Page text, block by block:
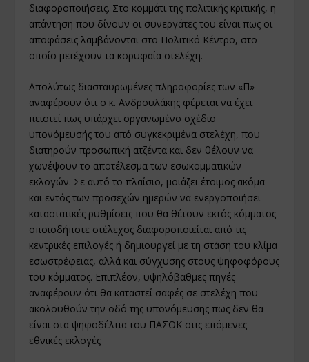
διαφοροποιήσεις. Στο κοµµάτι της πολιτικής κριτικής, η
απάντηση που δίνουν οι συνεργάτες του είναι πως οι
αποφάσεις λαµβάνονται στο Πολιτικό Κέντρο, στο
οποίο µετέχουν τα κορυφαία στελέχη.
Απολύτως διασταυρωµένες πληροφορίες των «Π»
αναφέρουν ότι ο κ. Ανδρουλάκης φέρεται να έχει
πειστεί πως υπάρχει οργανωµένο σχέδιο
υπονόµευσής του από συγκεκριµένα στελέχη, που
διατηρούν προσωπική ατζέντα και δεν θέλουν να
χωνέψουν το αποτέλεσµα των εσωκοµµατικών
εκλογών. Σε αυτό το πλαίσιο, µοιάζει έτοιµος ακόµα
και εντός των προσεχών ηµερών να ενεργοποιήσει
καταστατικές ρυθµίσεις που θα θέτουν εκτός κόµµατος
οποιοδήποτε στέλεχος διαφοροποιείται από τις
κεντρικές επιλογές ή δηµιουργεί µε τη στάση του κλίµα
εσωστρέφειας, αλλά και σύγχυσης στους ψηφοφόρους
του κόµµατος. Επιπλέον, υψηλόβαθµες πηγές
αναφέρουν ότι θα καταστεί σαφές σε στελέχη που
ακολουθούν την οδό της υπονόµευσης πως δεν θα
είναι στα ψηφοδέλτια του ΠΑΣΟΚ στις επόµενες
εθνικές εκλογές